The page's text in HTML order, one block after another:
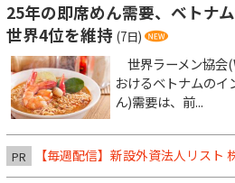
25年の即席めん需要、ベトナ
世界4位を維持 (7日)
世界ラーメン協会
おけるベトナムの
ん)需要は、前...
PR 【毎週配信】新設外資法人リスト